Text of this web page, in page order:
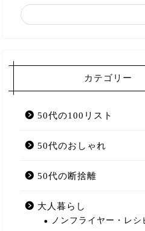
カテゴリー
50代の100リスト
50代のおしゃれ
50代の断捨離
大人暮らし
ノンフライヤー・レシ